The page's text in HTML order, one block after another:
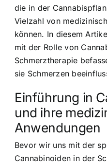
die in der
Vielzahl von
können. In diesem
mit der Rolle von
Schmerztherapie
sie Schmerzen
Einführung in
und ihre
Anwendungen
Bevor wir uns mit der
Cannabinoiden in der